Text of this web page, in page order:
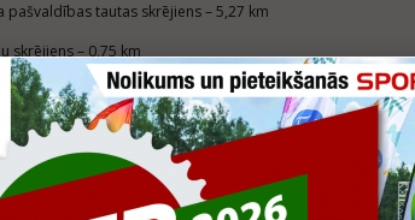
pašvaldības tautas skrējiens – 5,27 km
skrējiens – 0,75 km
Neatliec pieteikšanos – jo ātrāk, jo izdevīgāk!
zina – tas nav tikai skrējiens, tā ir draudzīga atmosfēra,